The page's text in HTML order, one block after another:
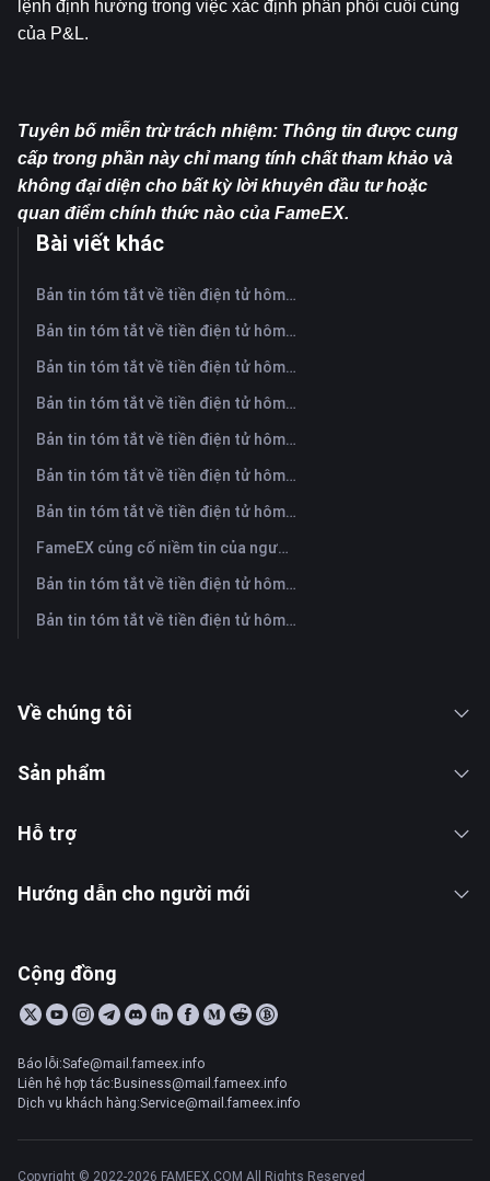
lệnh định hướng trong việc xác định phân phối cuối cùng
của P&L.
Tuyên bố miễn trừ trách nhiệm: Thông tin được cung
cấp trong phần này chỉ mang tính chất tham khảo và
không đại diện cho bất kỳ lời khuyên đầu tư hoặc
quan điểm chính thức nào của FameEX.
Bài viết khác
Bản tin tóm tắt về tiền điện tử hôm nay trên FameEX | Ngày 6 tháng 8 năm 2026
Bản tin tóm tắt về tiền điện tử hôm nay trên FameEX | Ngày 5 tháng 8 năm 2026
Bản tin tóm tắt về tiền điện tử hôm nay trên FameEX | Ngày 4 tháng 8 năm 2026
Bản tin tóm tắt về tiền điện tử hôm nay trên FameEX | Ngày 3 tháng 8 năm 2026
Bản tin tóm tắt về tiền điện tử hôm nay trên FameEX | Ngày 31 tháng 7 năm 2026
Bản tin tóm tắt về tiền điện tử hôm nay trên FameEX | Ngày 30 tháng 7 năm 2026
Bản tin tóm tắt về tiền điện tử hôm nay trên FameEX | Ngày 29 tháng 7 năm 2026
FameEX củng cố niềm tin của người dùng thông qua tám năm hoạt động ổn định và tăng trưởng toàn cầu
Bản tin tóm tắt về tiền điện tử hôm nay trên FameEX | Ngày 28 tháng 7 năm 2026
Bản tin tóm tắt về tiền điện tử hôm nay trên FameEX | Ngày 27 tháng 7 năm 2026
Về chúng tôi
Sản phẩm
Hỗ trợ
Hướng dẫn cho người mới
Cộng đồng
Báo lỗi:Safe@mail.fameex.info
Liên hệ hợp tác:Business@mail.fameex.info
Dịch vụ khách hàng:Service@mail.fameex.info
Copyright © 2022-2026 FAMEEX.COM All Rights Reserved